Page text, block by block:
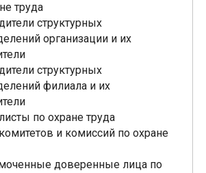
труда
структурных
организации и их
структурных
филиала и их
по охране труда
и комиссий по охране
доверенные лица по